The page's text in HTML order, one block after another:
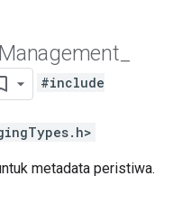
Management
#include
metadata peristiwa.